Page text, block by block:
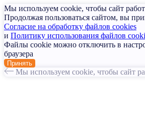
Мы используем cookie, чтобы сайт
Продолжая пользоваться сайтом, вы
Согласие на обработку файлов cookies
и Политику использования файлов
Файлы cookie можно отключить в
браузера
Принять
Мы используем cookie, чтобы сайт